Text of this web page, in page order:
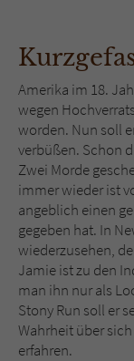
Amerika im 18.
wegen
worden. Nun soll
verbüßen. Schon
Zwei Morde
immer wieder ist
angeblich einen
gegeben hat. In
wiederzusehen,
Jamie ist zu den
man ihn nur als
Stony Run soll er
Wahrheit über
erfahren.